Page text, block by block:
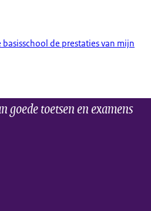
de prestaties van mijn
goede toetsen en examens